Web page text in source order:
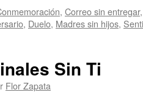
, Correo sin entregar
, Duelo, Madres sin hijos,
Sin Ti
Flor Zapata